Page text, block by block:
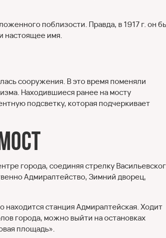
поблизости. Правда, в 1917 г. он
настоящее имя.
сооружения. В это время поменяли
Находившиеся ранее на мосту
подсветку, которая подчеркивает
города, соединяя стрелку
Адмиралтейство, Зимний дворец,
станция Адмиралтейская. Ходит
города, можно выйти на остановках
площадь».